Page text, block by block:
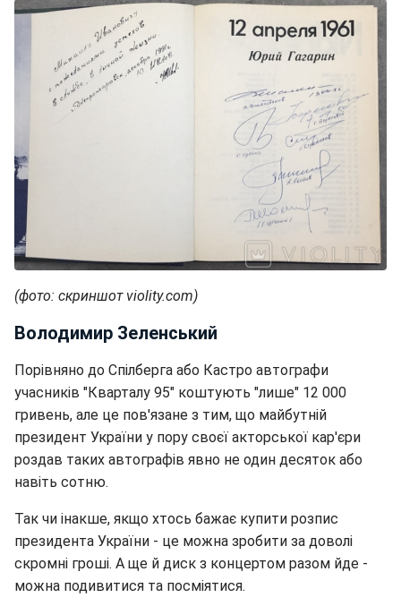
(фото: скриншот violity.com)
Володимир Зеленський
Порівняно до Спілберга або Кастро автографи
учасників "Кварталу 95" коштують "лише" 12 000
гривень, але це пов'язане з тим, що майбутній
президент України у пору своєї акторської кар'єри
роздав таких автографів явно не один десяток або
навіть сотню.
Так чи інакше, якщо хтось бажає купити розпис
президента України - це можна зробити за доволі
скромні гроші. А ще й диск з концертом разом йде -
можна подивитися та посміятися.